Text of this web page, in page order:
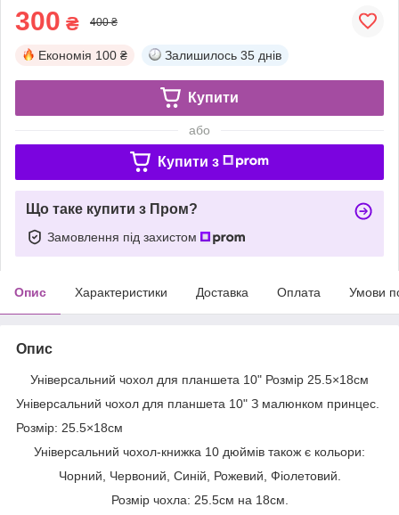
300 ₴ 400 ₴
Економія 100 ₴ Залишилось 35 днів
Купити
або
Купити з
Що таке купити з Пром?
Замовлення під захистом
Опис Характеристики Доставка Оплата Умови
Опис
Універсальний чохол для планшета 10" Розмір 25.5×18см
Універсальний чохол для планшета 10" З малюнком принцес.
Розмір: 25.5×18см
Універсальний чохол-книжка 10 дюймів також є кольори:
Чорний, Червоний, Синій, Рожевий, Фіолетовий.
Розмір чохла: 25.5см на 18см.